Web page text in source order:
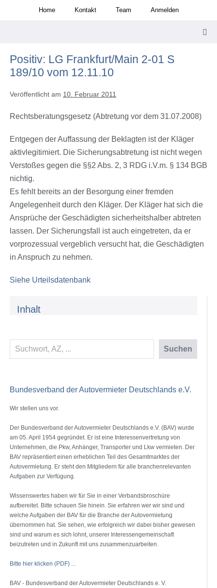
Home Kontakt Team Anmelden
Inhalt
Suchen Suchen
Bundesverband der Autovermieter Deutschlands e.V.
Wir stellen uns vor.
Der Bundesverband der Autovermieter Deutschlands e.V. (BAV) wurde
am 05. April 1954 gegründet. Er ist eine Interessenvertretung von
Unternehmen, die Pkw, Anhänger, Transporter und Lkw vermieten. Der
BAV repräsentiert einen erheblichen Teil des Gesamtmarktes der
Autovermietung. Er steht den Mitgliedern für alle branchenrelevanten
Aufgaben zur Verfügung.
Wissenswertes haben wir für Sie in einer Verbandsbroschüre
aufbereitet. Bitte schauen Sie hinein. Sie erfahren wer wir sind und
welche Aufgaben der BAV für die Branche der Autovermietung
übernommen hat. Sie sehen, wie erfolgreich wir dabei bisher gewesen
sind und warum es sich lohnt, unserer Interessengemeinschaft
beizutreten und in Zukunft mit uns zusammenzuarbeiten.
Bitte hier klicken (PDF) ...
BAV - Bundesverband der Autovermieter Deutschlands e. V.
Positiv: LG Frankfurt/Main 2-01 S
189/10 vom 12.11.10
Veröffentlicht am 10. Februar 2011
Rechtsberatungsgesetz (Abtretung vor dem 31.07.2008)
Entgegen der Auffassung der Beklagten ist der Kläger
aktivlegitimiert. Die Sicherungsabtretung ist nicht wegen
Verstoßes gegen die §§2 Abs. 2, 3 RDG i.V.m. § 134 BGB
nichtig.
Es fehlt bereits an der Besorgung einer fremden
Angelegenheit durch den Kläger. Der Kläger hat sich die
Ansprüche der Geschädigten sicherheitshalber abtreten
lassen. Der Sicherungsfall ist auch eingetreten, da er
vorprozessual vergeblich versucht hat, die Geschädigten
in Anspruch zu nehmen.
Siehe Urteilsdatenbank